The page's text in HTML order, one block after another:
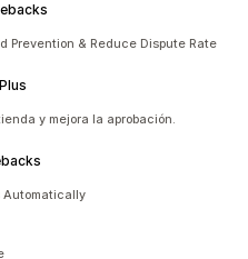
Prevention & Reduce Dispute Rate
y mejora la aprobación.
Automatically